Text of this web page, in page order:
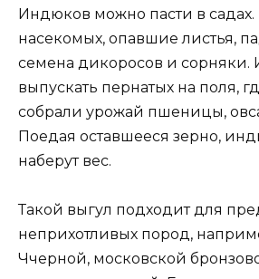
Индюков можно пасти в
насекомых, опавшие листья,
семена дикоросов и сорняки.
выпускать пернатых на поля,
собрали урожай пшеницы,
Поедая оставшееся зерно,
наберут вес.
Такой выгул подходит для
неприхотливых пород,
Ччерной, московской